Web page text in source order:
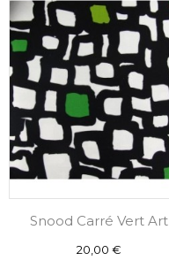
Snood Carré Vert Art
20,00 €